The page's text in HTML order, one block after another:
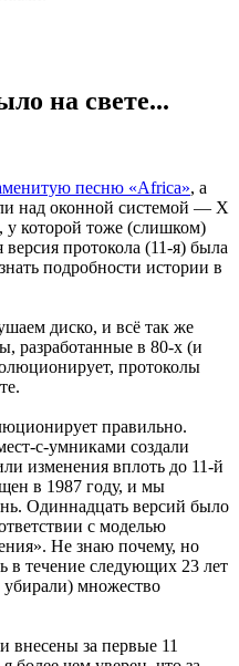
на свете...
песню «Africa», а
над оконной системой — X
у которой тоже (слишком)
протокола (11-я) была
подробности истории в
диско, и всё так же
разработанные в 80-х (и
протоколы
правильно.
с-умниками создали
изменения вплоть до 11-й
в 1987 году, и мы
Одиннадцать версий было
с моделью
Не знаю почему, но
в течение следующих 23 лет
убирали) множество
внесены за первые 11